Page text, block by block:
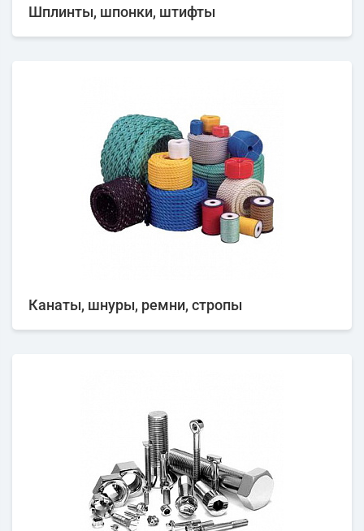
Шплинты, шпонки, штифты
Канаты, шнуры, ремни, стропы